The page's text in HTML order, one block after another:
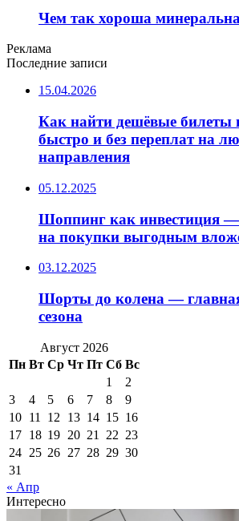
Чем так хороша
Реклама
Последние записи
15.04.2026
Как найти дешёвые билеты
быстро и без переплат на
направления
05.12.2025
Шоппинг как инвестиция —
на покупки выгодным
03.12.2025
Шорты до колена —
сезона
Август 2026
Пн Вт Ср Чт Пт Сб Вс
1
2
3
4 5 6 7 8
9
10 11 12 13 14 15 16
17 18 19 20 21 22 23
24 25 26 27 28 29 30
31
« Апр
Интересно